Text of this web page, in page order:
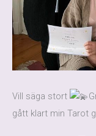
Vill säga stort
gått klart min Tarot